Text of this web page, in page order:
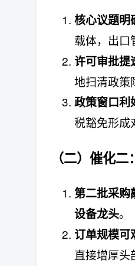
核心议题明
载体，出口
许可审批提
地扫清政策
政策窗口利
税豁免形成
（二）催化二：
第二批采购
设备龙头。
订单规模可
直接增厚头